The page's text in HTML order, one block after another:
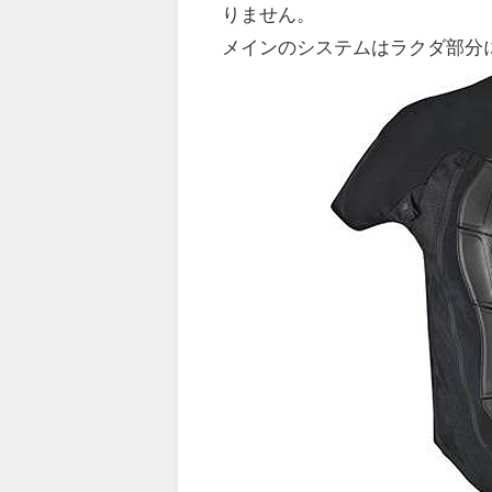
りません。
メインのシステムはラクダ部分